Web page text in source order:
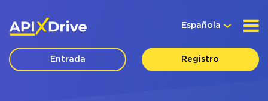
Española
Entrada Registro